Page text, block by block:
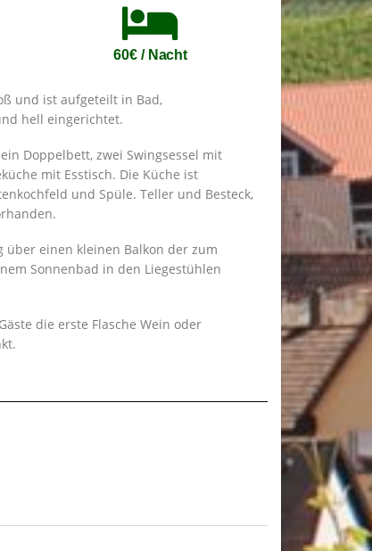
60€ / Nacht
und ist aufgeteilt in Bad,
hell eingerichtet.
Doppelbett, zwei Swingsessel mit
mit Esstisch. Die Küche ist
und Spüle. Teller und Besteck,
über einen kleinen Balkon der zum
Sonnenbad in den Liegestühlen
die erste Flasche Wein oder